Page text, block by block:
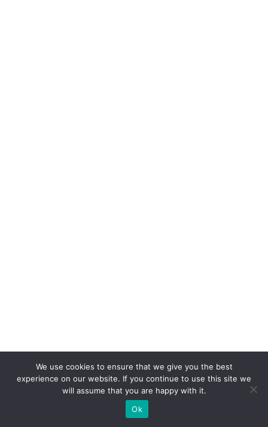
We use cookies to ensure that we give you the best
experience on our website. If you continue to use this site we
will assume that you are happy with it.
Ok